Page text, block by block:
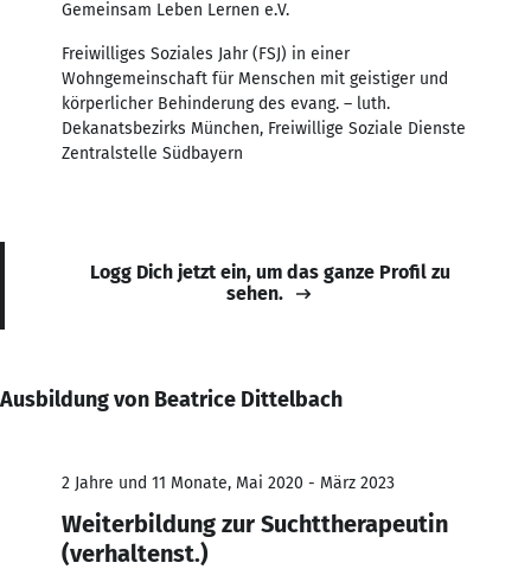
Gemeinsam Leben Lernen e.V.
Freiwilliges Soziales Jahr (FSJ) in einer
Wohngemeinschaft für Menschen mit geistiger und
körperlicher Behinderung des evang. – luth.
Dekanatsbezirks München, Freiwillige Soziale Dienste
Zentralstelle Südbayern
Logg Dich jetzt ein, um das ganze Profil zu
sehen.
Ausbildung von Beatrice Dittelbach
2 Jahre und 11 Monate, Mai 2020 - März 2023
Weiterbildung zur Suchttherapeutin
(verhaltenst.)